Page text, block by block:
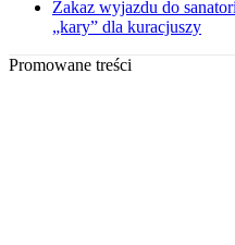
Zakaz wyjazdu do
„kary” dla kuracjuszy
Promowane treści